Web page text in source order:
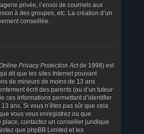
privée, l’envoi de courriels aux
à des groupes, etc. La création d’un
conseillée.
Privacy Protection Actde 1998) est
dit que les sites Internet pouvant
de mineurs de moins de 13 ans
écrit des parents (ou d’un tuteur
ces informations permettant d’identifier
ans. Si vous n’êtes pas sûr que cela
vous vous enregistrez ou que
place, contactez un conseiller juridique
que phpBB Limited et les